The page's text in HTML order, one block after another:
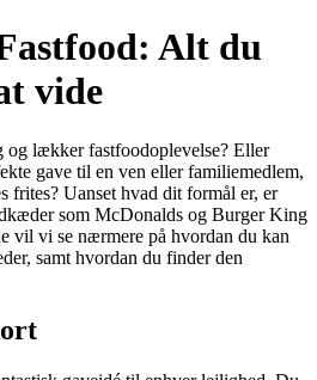
Alt du
vide
og lækker fastfoodoplevelse? Eller
gave til en ven eller familiemedlem,
frites? Uanset hvad dit formål er, er
som McDonalds og Burger King
vil vi se nærmere på hvordan du kan
samt hvordan du finder den